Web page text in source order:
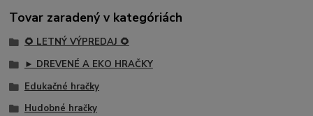
Tovar zaradený v kategóriách
🌻 LETNÝ VÝPREDAJ 🌻
► DREVENÉ A EKO HRAČKY
Edukačné hračky
Hudobné hračky